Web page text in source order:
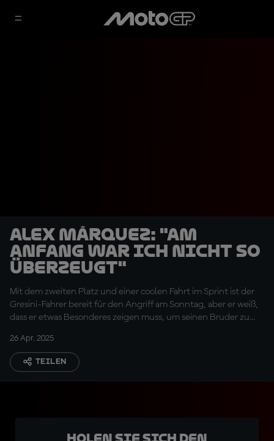
Alex Márquez: "Am
Anfang war ich nicht so
überzeugt"
Mit dem zweiten Platz und einer coolen Fahrt im Sprint ist der
Gresini-Fahrer bereit für den Angriff am Sonntag, aber er weiß,
dass er etwas Besonderes zeigen muss, um seinen Bruder zu
26 Apr. 2025
TEILEN